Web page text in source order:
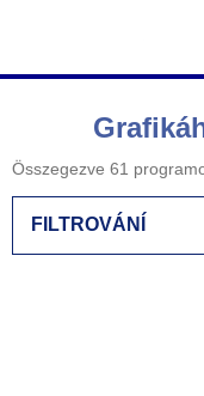
Összegezve 61
FILTROVÁNÍ